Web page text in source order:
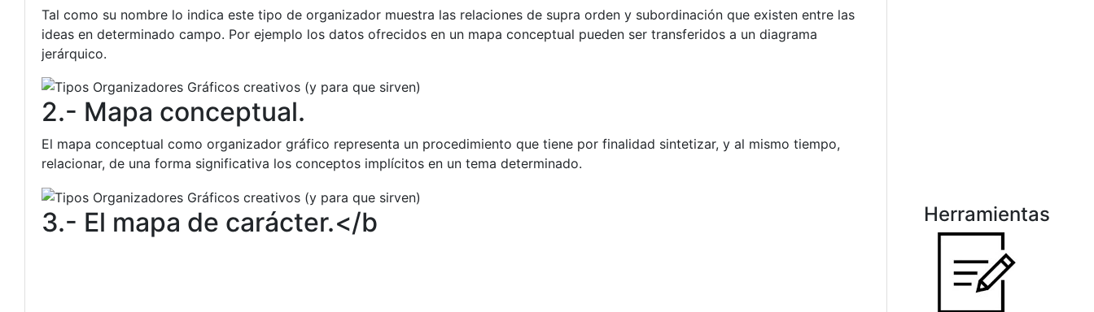
Tal como su nombre lo indica este tipo de organizador muestra las relaciones de supra orden y subordinación que existen entre las
ideas en determinado campo. Por ejemplo los datos ofrecidos en un mapa conceptual pueden ser transferidos a un diagrama
jerárquico.
2.- Mapa conceptual.
El mapa conceptual como organizador gráfico representa un procedimiento que tiene por finalidad sintetizar, y al mismo tiempo,
relacionar, de una forma significativa los conceptos implícitos en un tema determinado.
3.- El mapa de carácter.</b Herramientas